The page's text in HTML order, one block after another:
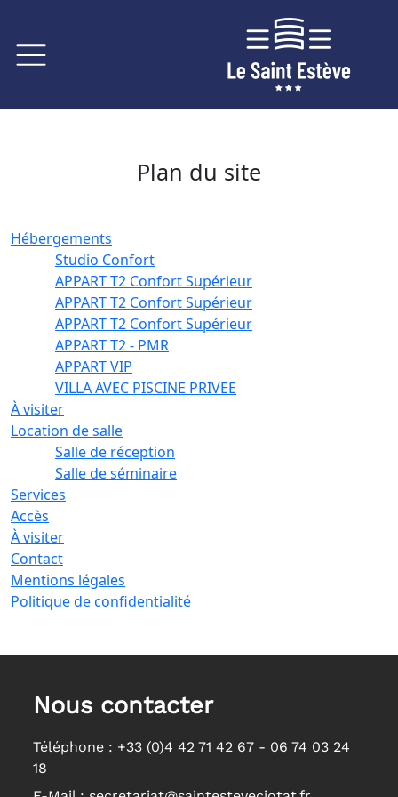
Plan du site
Hébergements
Studio Confort
APPART T2 Confort Supérieur
APPART T2 Confort Supérieur
APPART T2 Confort Supérieur
APPART T2 - PMR
APPART VIP
VILLA AVEC PISCINE PRIVEE
À visiter
Location de salle
Salle de réception
Salle de séminaire
Services
Accès
À visiter
Contact
Mentions légales
Politique de confidentialité
Nous contacter
Téléphone : +33 (0)4 42 71 42 67 - 06 74 03 24
18